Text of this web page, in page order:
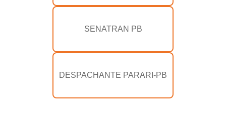
SENATRAN PB
DESPACHANTE PARARI-PB